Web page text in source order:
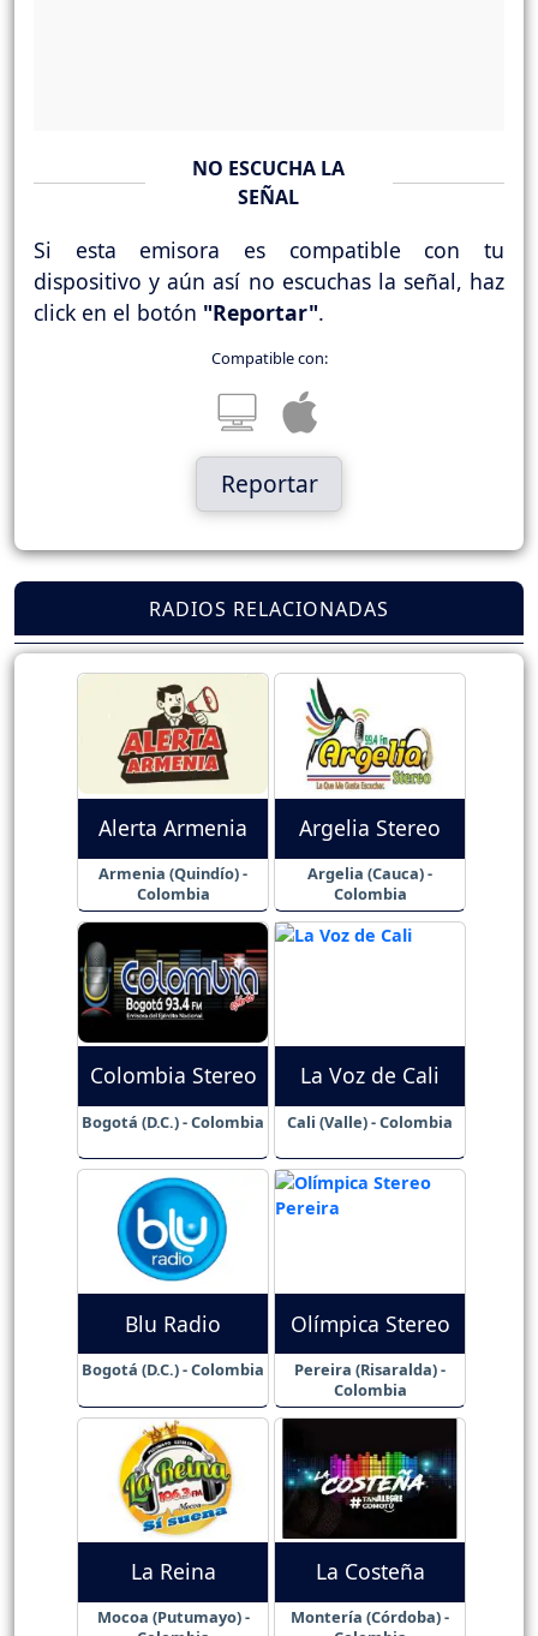
NO ESCUCHA LA
SEÑAL
Si esta emisora es compatible con tu
dispositivo y aún así no escuchas la señal, haz
click en el botón "Reportar".
Compatible con:
Reportar
RADIOS RELACIONADAS
Alerta Armenia
Armenia (Quindío) -
Colombia
Argelia Stereo
Argelia (Cauca) -
Colombia
Colombia Stereo
Bogotá (D.C.) - Colombia
La Voz de Cali
Cali (Valle) - Colombia
Blu Radio
Bogotá (D.C.) - Colombia
Olímpica Stereo
Pereira (Risaralda) -
Colombia
La Reina
Mocoa (Putumayo) -
La Costeña
Montería (Córdoba) -